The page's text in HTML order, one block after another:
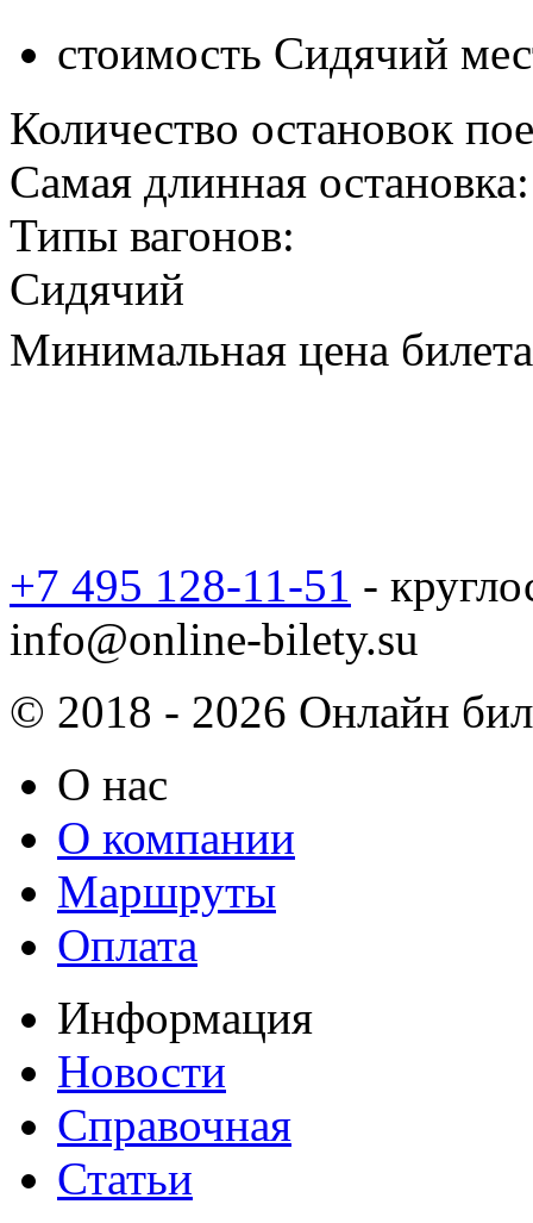
стоимость Сидячий
Количество остановок
Самая длинная остановка:
Типы вагонов:
Сидячий
Минимальная цена билета
+7 495 128-11-51 -
info@online-bilety.su
© 2018 - 2026 Онлайн
О нас
О компании
Маршруты
Оплата
Информация
Новости
Справочная
Статьи